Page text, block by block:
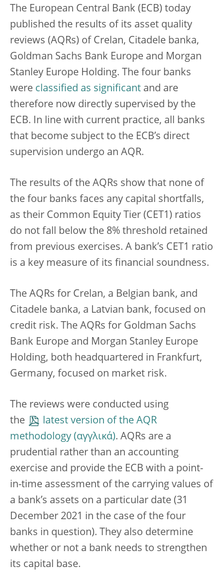
The European Central Bank (ECB) today
published the results of its asset quality
reviews (AQRs) of Crelan, Citadele banka,
Goldman Sachs Bank Europe and Morgan
Stanley Europe Holding. The four banks
were classified as significant and are
therefore now directly supervised by the
ECB. In line with current practice, all banks
that become subject to the ECB’s direct
supervision undergo an AQR.
The results of the AQRs show that none of
the four banks faces any capital shortfalls,
as their Common Equity Tier (CET1) ratios
do not fall below the 8% threshold retained
from previous exercises. A bank’s CET1 ratio
is a key measure of its financial soundness.
The AQRs for Crelan, a Belgian bank, and
Citadele banka, a Latvian bank, focused on
credit risk. The AQRs for Goldman Sachs
Bank Europe and Morgan Stanley Europe
Holding, both headquartered in Frankfurt,
Germany, focused on market risk.
The reviews were conducted using
the
latest version of the AQR
methodology
. AQRs are a
prudential rather than an accounting
exercise and provide the ECB with a point-
in-time assessment of the carrying values of
a bank’s assets on a particular date (31
December 2021 in the case of the four
banks in question). They also determine
whether or not a bank needs to strengthen
its capital base.